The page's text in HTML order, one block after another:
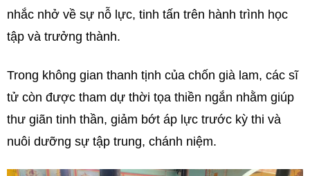
nhắc nhở về sự nỗ lực, tinh tấn trên hành trình học
tập và trưởng thành.
Trong không gian thanh tịnh của chốn già lam, các sĩ
tử còn được tham dự thời tọa thiền ngắn nhằm giúp
thư giãn tinh thần, giảm bớt áp lực trước kỳ thi và
nuôi dưỡng sự tập trung, chánh niệm.